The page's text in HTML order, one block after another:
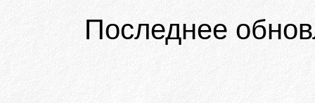
Последнее